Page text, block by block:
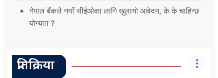
नेपाल बैंकले नयाँ सीईओका लागि खुलायो आवेदन, के के चाहिन्छ
योग्यता ?
प्रतिक्रिया